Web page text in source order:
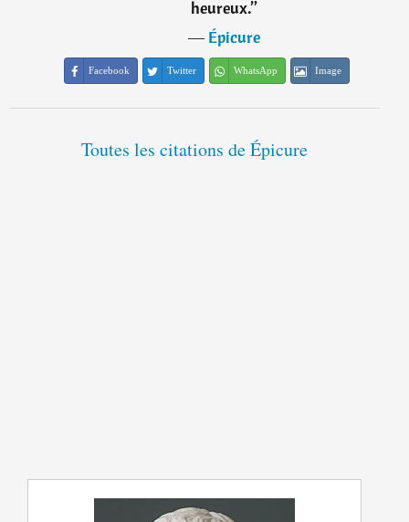
heureux.”
―Épicure
Facebook Twitter WhatsApp Image
Toutes les citations de Épicure